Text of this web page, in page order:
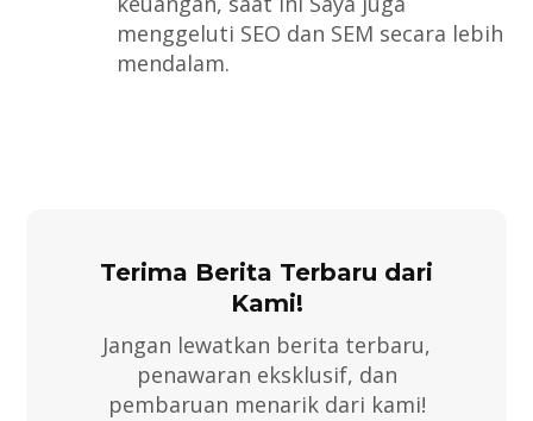
menggeluti SEO dan SEM secara lebih
mendalam.
Terima Berita Terbaru dari
Kami!
Jangan lewatkan berita terbaru,
penawaran eksklusif, dan
pembaruan menarik dari kami!